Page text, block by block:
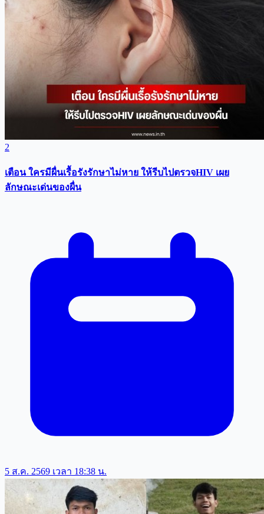
2
เตือน ใครมีผื่นเรื้อรังรักษาไม่หาย ให้รีบไปตรวจHIV เผย
ลักษณะเด่นของผื่น
5 ส.ค. 2569 เวลา 18:38 น.